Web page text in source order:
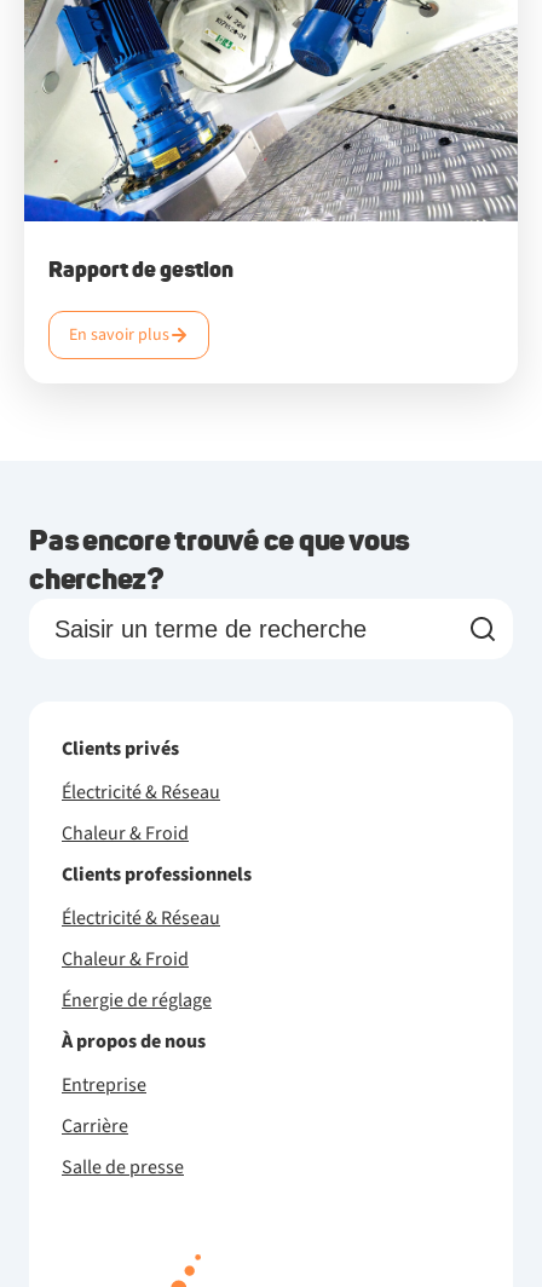
Rapport de gestion
En savoir plus
Pas encore trouvé ce que vous
cherchez?
Clients privés
Électricité & Réseau
Chaleur & Froid
Clients professionnels
Électricité & Réseau
Chaleur & Froid
Énergie de réglage
À propos de nous
Entreprise
Carrière
Salle de presse